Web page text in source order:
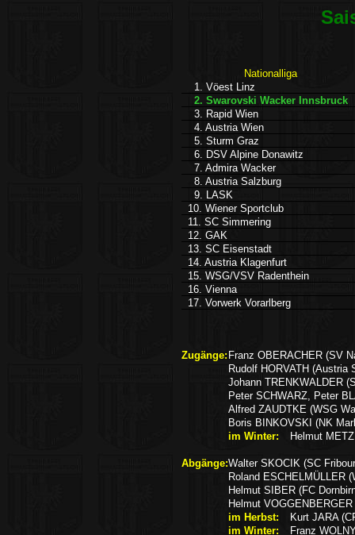
Nationalliga
1. Vöest Linz
2. Swarovski Wacker Innsbruck
3. Rapid Wien
4. Austria Wien
5. Sturm Graz
6. DSV Alpine Donawitz
7. Admira Wacker
8. Austria Salzburg
9. LASK
10. Wiener Sportclub
11. SC Simmering
12. GAK
13. SC Eisenstadt
14. Austria Klagenfurt
15. WSG/VSV Radenthein
16. Vienna
17. Vorwerk Vorarlberg
Zugänge: Franz OBERACHER (SV
Rudolf HORVATH (Austria
Johann TRENKWALDER
Peter SCHWARZ, Peter
Alfred ZAUDTKE (WSG
Boris BINKOVSKI (NK
im Winter:
Helmut
Abgänge:Walter SKOCIK (SC
Roland ESCHELMÜLLER
Helmut SIBER (FC
Helmut VOGGENBERGER
im Herbst:
Kurt JARA
im Winter:
Franz